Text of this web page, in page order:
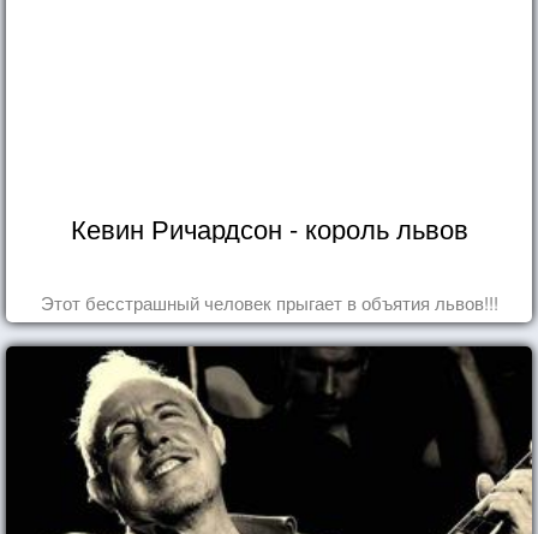
Кевин Ричардсон - король львов
Этот бесстрашный человек прыгает в объятия львов!!!